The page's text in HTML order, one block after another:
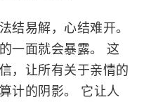
结易解，心结难开。
一面就会暴露。 这
，让所有关于亲情的
计的阴影。 它让人